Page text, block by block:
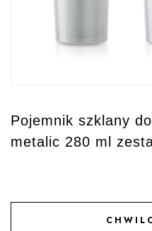
Pojemnik szklany
metalic 280 ml
DODAJ